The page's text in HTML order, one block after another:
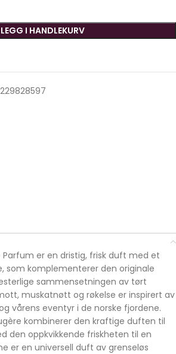
LEGG I HANDLEKURV
Parfum er en dristig, frisk duft med et
som komplementerer den originale
sammensetningen av tørt
muskatnøtt og røkelse er inspirert av
vårens eventyr i de norske fjordene.
kombinerer den kraftige duften til
den oppkvikkende friskheten til en
er en universell duft av grenseløs